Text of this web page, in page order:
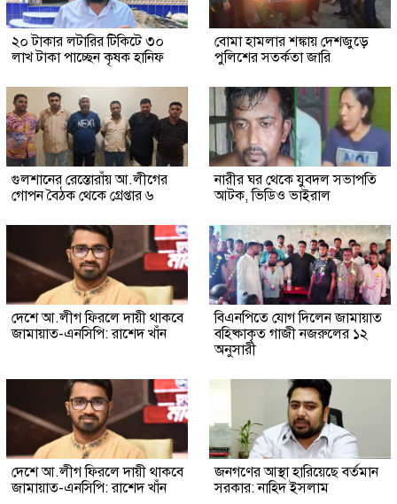
২০ টাকার লটারির টিকিটে ৩০
লাখ টাকা পাচ্ছেন কৃষক হানিফ
বোমা হামলার শঙ্কায় দেশজুড়ে
পুলিশের সতর্কতা জারি
গুলশানের রেস্তোরাঁয় আ.লীগের
গোপন বৈঠক থেকে গ্রেপ্তার ৬
নারীর ঘর থেকে যুবদল সভাপতি
আটক, ভিডিও ভাইরাল
দেশে আ.লীগ ফিরলে দায়ী থাকবে
জামায়াত-এনসিপি: রাশেদ খাঁন
বিএনপিতে যোগ দিলেন জামায়াত
বহিষ্কাকৃত গাজী নজরুলের ১২
অনুসারী
দেশে আ.লীগ ফিরলে দায়ী থাকবে
জামায়াত-এনসিপি: রাশেদ খাঁন
জনগণের আস্থা হারিয়েছে বর্তমান
সরকার: নাহিদ ইসলাম